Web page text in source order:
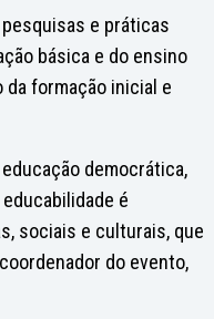
e práticas
básica e do ensino
formação inicial e
democrática,
é
sociais e culturais, que
do evento,